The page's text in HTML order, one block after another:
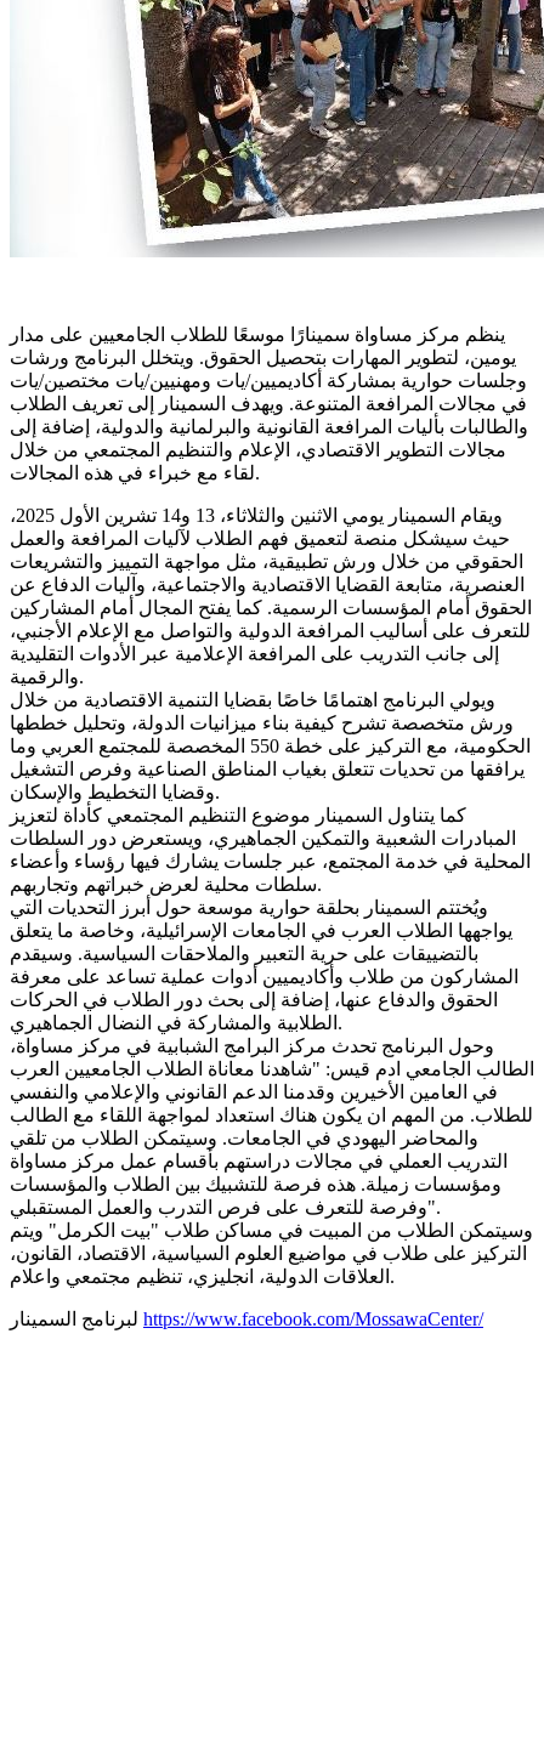
ينظم مركز مساواة سمينارًا موسعًا للطلاب الجامعيين على مدار
يومين، لتطوير المهارات بتحصيل الحقوق. ويتخلل البرنامج ورشات
وجلسات حوارية بمشاركة أكاديميين/يات ومهنيين/يات مختصين/يات
في مجالات المرافعة المتنوعة. ويهدف السمينار إلى تعريف الطلاب
والطالبات بأليات المرافعة القانونية والبرلمانية والدولية، إضافة إلى
مجالات التطوير الاقتصادي، الإعلام والتنظيم المجتمعي من خلال
لقاء مع خبراء في هذه المجالات.
ويقام السمينار يومي الاثنين والثلاثاء، 13 و14 تشرين الأول 2025،
حيث سيشكل منصة لتعميق فهم الطلاب لآليات المرافعة والعمل
الحقوقي من خلال ورش تطبيقية، مثل مواجهة التمييز والتشريعات
العنصرية، متابعة القضايا الاقتصادية والاجتماعية، وآليات الدفاع عن
الحقوق أمام المؤسسات الرسمية. كما يفتح المجال أمام المشاركين
للتعرف على أساليب المرافعة الدولية والتواصل مع الإعلام الأجنبي،
إلى جانب التدريب على المرافعة الإعلامية عبر الأدوات التقليدية
والرقمية.
ويولي البرنامج اهتمامًا خاصًا بقضايا التنمية الاقتصادية من خلال
ورش متخصصة تشرح كيفية بناء ميزانيات الدولة، وتحليل خططها
الحكومية، مع التركيز على خطة 550 المخصصة للمجتمع العربي وما
يرافقها من تحديات تتعلق بغياب المناطق الصناعية وفرص التشغيل
وقضايا التخطيط والإسكان.
كما يتناول السمينار موضوع التنظيم المجتمعي كأداة لتعزيز
المبادرات الشعبية والتمكين الجماهيري، ويستعرض دور السلطات
المحلية في خدمة المجتمع، عبر جلسات يشارك فيها رؤساء وأعضاء
سلطات محلية لعرض خبراتهم وتجاربهم.
ويُختتم السمينار بحلقة حوارية موسعة حول أبرز التحديات التي
يواجهها الطلاب العرب في الجامعات الإسرائيلية، وخاصة ما يتعلق
بالتضييقات على حرية التعبير والملاحقات السياسية. وسيقدم
المشاركون من طلاب وأكاديميين أدوات عملية تساعد على معرفة
الحقوق والدفاع عنها، إضافة إلى بحث دور الطلاب في الحركات
الطلابية والمشاركة في النضال الجماهيري.
وحول البرنامج تحدث مركز البرامج الشبابية في مركز مساواة،
الطالب الجامعي ادم قيس: "شاهدنا معاناة الطلاب الجامعيين العرب
في العامين الأخيرين وقدمنا الدعم القانوني والإعلامي والنفسي
للطلاب. من المهم ان يكون هناك استعداد لمواجهة اللقاء مع الطالب
والمحاضر اليهودي في الجامعات. وسيتمكن الطلاب من تلقي
التدريب العملي في مجالات دراستهم بأقسام عمل مركز مساواة
ومؤسسات زميلة. هذه فرصة للتشبيك بين الطلاب والمؤسسات
وفرصة للتعرف على فرص التدرب والعمل المستقبلي".
وسيتمكن الطلاب من المبيت في مساكن طلاب "بيت الكرمل" ويتم
التركيز على طلاب في مواضيع العلوم السياسية، الاقتصاد، القانون،
العلاقات الدولية، انجليزي، تنظيم مجتمعي واعلام.
https://www.facebook.com/MossawaCenter/